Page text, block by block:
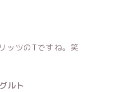
ッツのTですね。笑
ルト